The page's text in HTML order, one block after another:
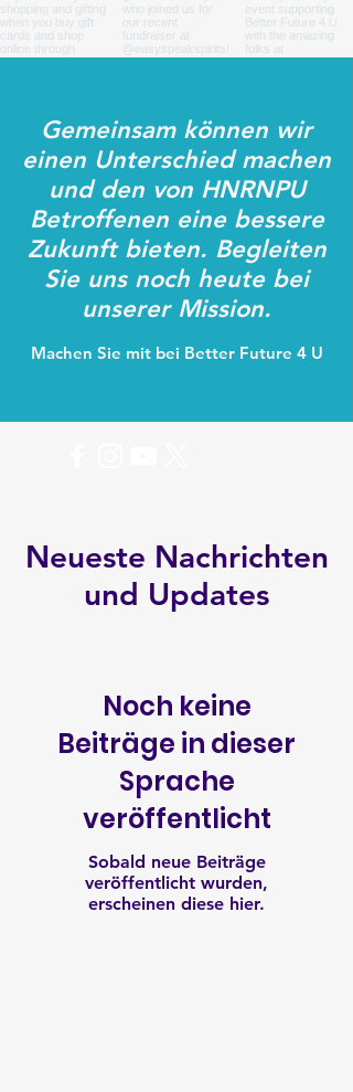
Gemeinsam können wir
einen Unterschied machen
und den von HNRNPU
Betroffenen eine bessere
Zukunft bieten. Begleiten
Sie uns noch heute bei
unserer Mission.
Machen Sie mit bei Better Future 4 U
Neueste Nachrichten
und Updates
Noch keine
Beiträge in dieser
Sprache
veröffentlicht
Sobald neue Beiträge
veröffentlicht wurden,
erscheinen diese hier.